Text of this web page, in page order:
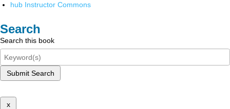
hub Instructor Commons
Search
Search this book
Submit Search
x